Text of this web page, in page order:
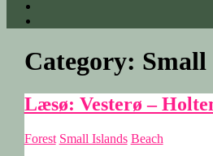
Category: Small
Læsø: Vesterø –
Forest Small Islands Beach